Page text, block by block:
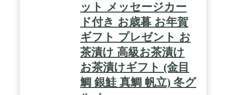
ット メッセージカー
ド付き お歳暮 お年賀
ギフト プレゼント お
茶漬け 高級お茶漬け
お茶漬けギフト (金目
鯛 銀鮭 真鯛 帆立) 冬グ